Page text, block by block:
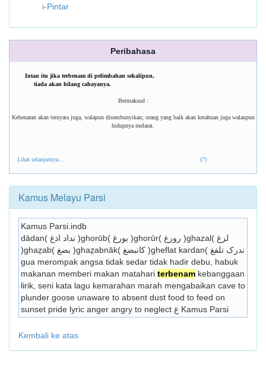
i-Pintar
Peribahasa
Intan itu jika terbenam di pelimbahan sekalipun,
tiada akan hilang cahayanya.
Bermaksud :
Kebenaran akan ternyata juga, walapun disembunyikan; orang yang baik akan ketahuan juga walaupun
hidupnya melarat.
Lihat selanjutnya... (7)
Kamus Melayu Parsi
Kamus Parsi.indb
dādan( نداد اذغ )ghorūb( بورغ )ghorūr( رورغ )ghazal( لزغ
)ghaz̤ab( بضغ )ghaz̤abnāk( کانبضغ )gheflat kardan( ندرک تلفغ
gua merompak angsa tidak sedar tidak hadir debu, habuk
makanan memberi makan matahari terbenam kebanggaan
lirik, seni kata lagu kemarahan marah mengabaikan cave to
plunder goose unaware to absent dust food to feed on
sunset pride lyric anger angry to neglect غ Kamus Parsi
Kembali ke atas